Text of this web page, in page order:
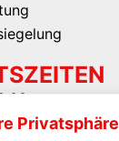
Privatsphäre